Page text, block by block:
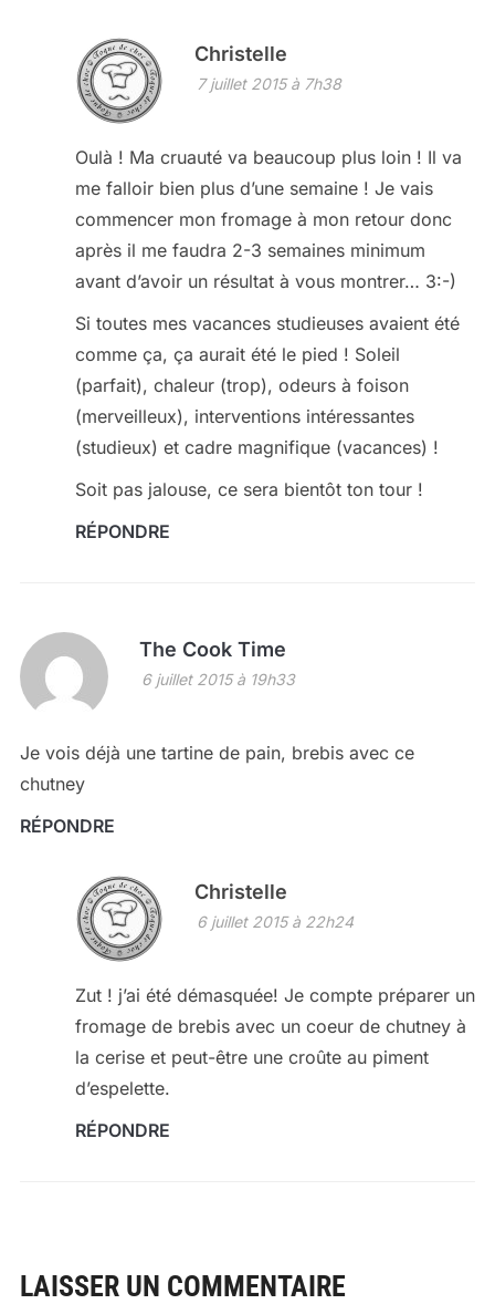
Christelle
7 juillet 2015 à 7h38
Oulà ! Ma cruauté va beaucoup plus loin ! Il va
me falloir bien plus d’une semaine ! Je vais
commencer mon fromage à mon retour donc
après il me faudra 2-3 semaines minimum
avant d’avoir un résultat à vous montrer… 3:-)
Si toutes mes vacances studieuses avaient été
comme ça, ça aurait été le pied ! Soleil
(parfait), chaleur (trop), odeurs à foison
(merveilleux), interventions intéressantes
(studieux) et cadre magnifique (vacances) !
Soit pas jalouse, ce sera bientôt ton tour !
RÉPONDRE
The Cook Time
6 juillet 2015 à 19h33
Je vois déjà une tartine de pain, brebis avec ce
chutney
RÉPONDRE
Christelle
6 juillet 2015 à 22h24
Zut ! j’ai été démasquée! Je compte préparer un
fromage de brebis avec un coeur de chutney à
la cerise et peut-être une croûte au piment
d’espelette.
RÉPONDRE
LAISSER UN COMMENTAIRE